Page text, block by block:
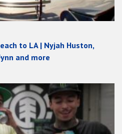
to LA | Nyjah Huston,
and more